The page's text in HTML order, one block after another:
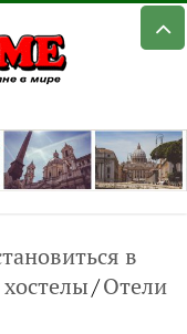
в
/Отели